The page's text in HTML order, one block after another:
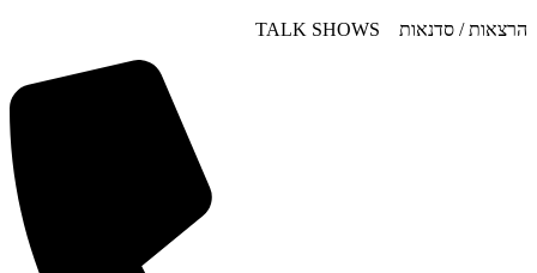
דלג
הרצאות / סדנאות TALK SHOWS